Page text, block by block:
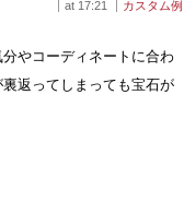
at 17:21 カスタム例
やコーディネートに合わ
返ってしまっても宝石が